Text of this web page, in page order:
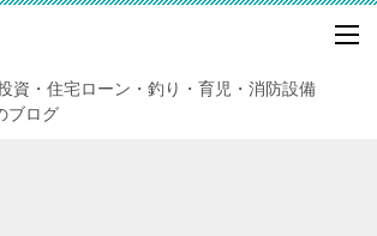
資・住宅ローン・釣り・育児・消防設備
ブログ